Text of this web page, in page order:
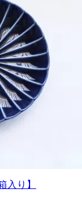
入り】